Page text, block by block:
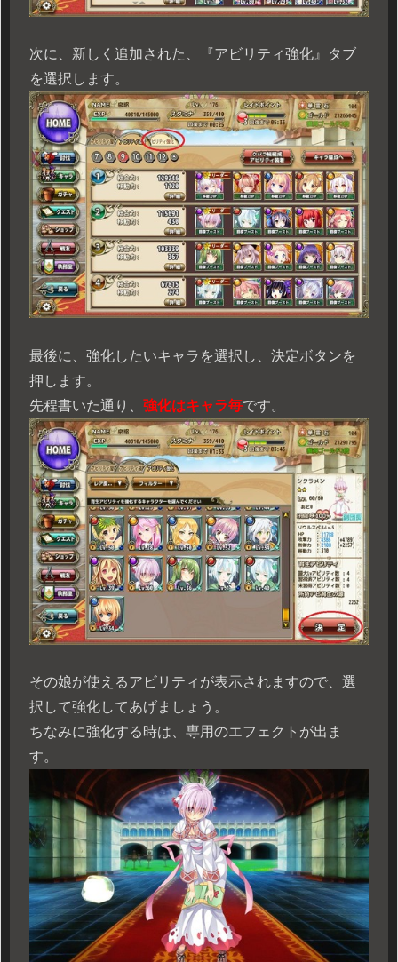
次に、新しく追加された、『アビリティ強化』タブ
を選択します。
最後に、強化したいキャラを選択し、決定ボタンを
押します。
先程書いた通り、 強化はキャラ毎です。
その娘が使えるアビリティが表示されますので、選
択して強化してあげましょう。
ちなみに強化する時は、専用のエフェクトが出ま
す。